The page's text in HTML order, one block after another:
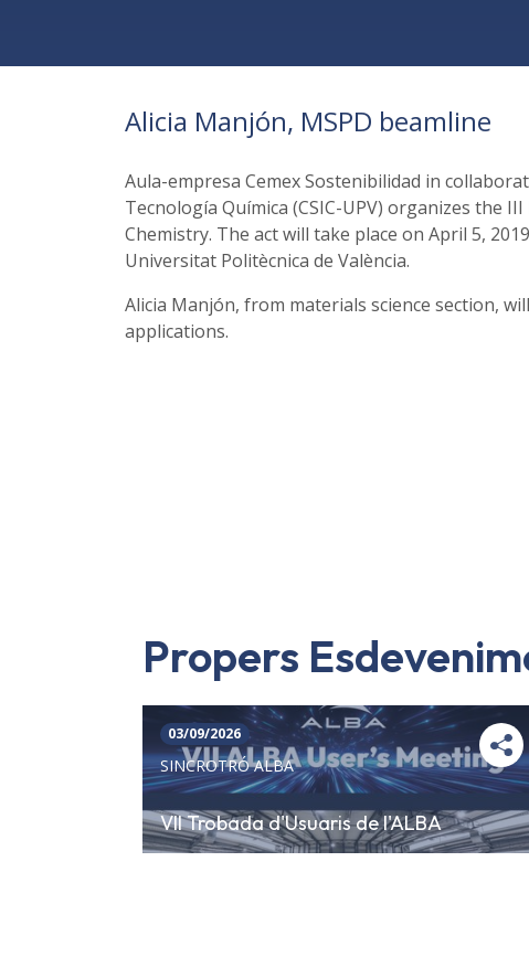
Alicia Manjón, MSPD beamline
Aula-empresa Cemex Sostenibilidad in
Tecnología Química (CSIC-UPV) organizes the
Chemistry. The act will take place on April 5,
Universitat Politècnica de València.
Alicia Manjón, from materials science section,
applications.
Propers
03/09/2026
SINCROTRÓ ALBA
VII Trobada d'Usuaris de l'ALBA